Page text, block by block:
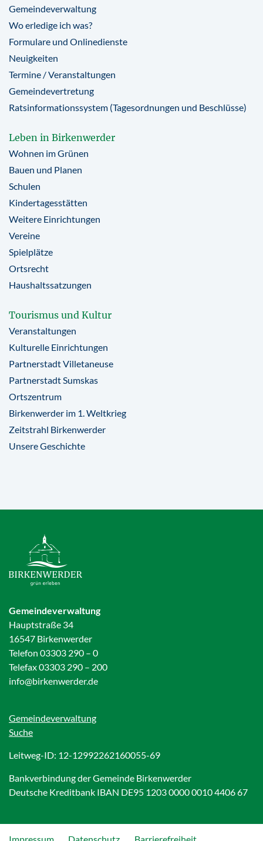
Gemeindeverwaltung
Wo erledige ich was?
Formulare und Onlinedienste
Neuigkeiten
Termine / Veranstaltungen
Gemeindevertretung
Ratsinformationssystem (Tagesordnungen und Beschlüsse)
Leben in Birkenwerder
Wohnen im Grünen
Bauen und Planen
Schulen
Kindertagesstätten
Weitere Einrichtungen
Vereine
Spielplätze
Ortsrecht
Haushaltssatzungen
Tourismus und Kultur
Veranstaltungen
Kulturelle Einrichtungen
Partnerstadt Villetaneuse
Partnerstadt Sumskas
Ortszentrum
Birkenwerder im 1. Weltkrieg
Zeitstrahl Birkenwerder
Unsere Geschichte
Gemeindeverwaltung
Hauptstraße 34
16547 Birkenwerder
Telefon 03303 290 – 0
Telefax 03303 290 – 200
info@birkenwerder.de
Gemeindeverwaltung
Suche
Leitweg-ID: 12-12992262160055-69
Bankverbindung der Gemeinde Birkenwerder
Deutsche Kreditbank IBAN DE95 1203 0000 0010 4406 67